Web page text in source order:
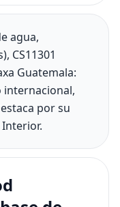
agua,
CS11301
Guatemala:
por su